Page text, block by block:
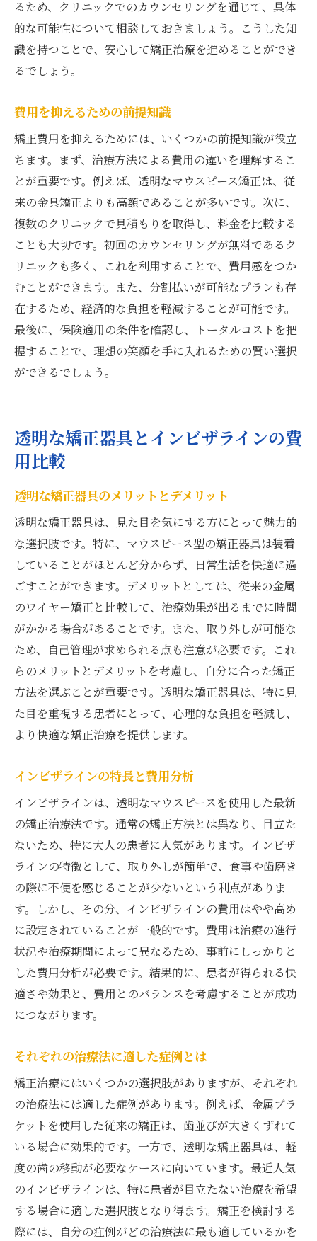
るため、クリニックでのカウンセリングを通じて、具体
的な可能性について相談しておきましょう。こうした知
識を持つことで、安心して矯正治療を進めることができ
るでしょう。
費用を抑えるための前提知識
矯正費用を抑えるためには、いくつかの前提知識が役立
ちます。まず、治療方法による費用の違いを理解するこ
とが重要です。例えば、透明なマウスピース矯正は、従
来の金具矯正よりも高額であることが多いです。次に、
複数のクリニックで見積もりを取得し、料金を比較する
ことも大切です。初回のカウンセリングが無料であるク
リニックも多く、これを利用することで、費用感をつか
むことができます。また、分割払いが可能なプランも存
在するため、経済的な負担を軽減することが可能です。
最後に、保険適用の条件を確認し、トータルコストを把
握することで、理想の笑顔を手に入れるための賢い選択
ができるでしょう。
透明な矯正器具とインビザラインの費
用比較
透明な矯正器具のメリットとデメリット
透明な矯正器具は、見た目を気にする方にとって魅力的
な選択肢です。特に、マウスピース型の矯正器具は装着
していることがほとんど分からず、日常生活を快適に過
ごすことができます。デメリットとしては、従来の金属
のワイヤー矯正と比較して、治療効果が出るまでに時間
がかかる場合があることです。また、取り外しが可能な
ため、自己管理が求められる点も注意が必要です。これ
らのメリットとデメリットを考慮し、自分に合った矯正
方法を選ぶことが重要です。透明な矯正器具は、特に見
た目を重視する患者にとって、心理的な負担を軽減し、
より快適な矯正治療を提供します。
インビザラインの特長と費用分析
インビザラインは、透明なマウスピースを使用した最新
の矯正治療法です。通常の矯正方法とは異なり、目立た
ないため、特に大人の患者に人気があります。インビザ
ラインの特徴として、取り外しが簡単で、食事や歯磨き
の際に不便を感じることが少ないという利点がありま
す。しかし、その分、インビザラインの費用はやや高め
に設定されていることが一般的です。費用は治療の進行
状況や治療期間によって異なるため、事前にしっかりと
した費用分析が必要です。結果的に、患者が得られる快
適さや効果と、費用とのバランスを考慮することが成功
につながります。
それぞれの治療法に適した症例とは
矯正治療にはいくつかの選択肢がありますが、それぞれ
の治療法には適した症例があります。例えば、金属ブラ
ケットを使用した従来の矯正は、歯並びが大きくずれて
いる場合に効果的です。一方で、透明な矯正器具は、軽
度の歯の移動が必要なケースに向いています。最近人気
のインビザラインは、特に患者が目立たない治療を希望
する場合に適した選択肢となり得ます。矯正を検討する
際には、自分の症例がどの治療法に最も適しているかを